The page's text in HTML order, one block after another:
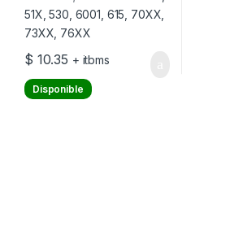
$ 10.35 + itbms
Disponible